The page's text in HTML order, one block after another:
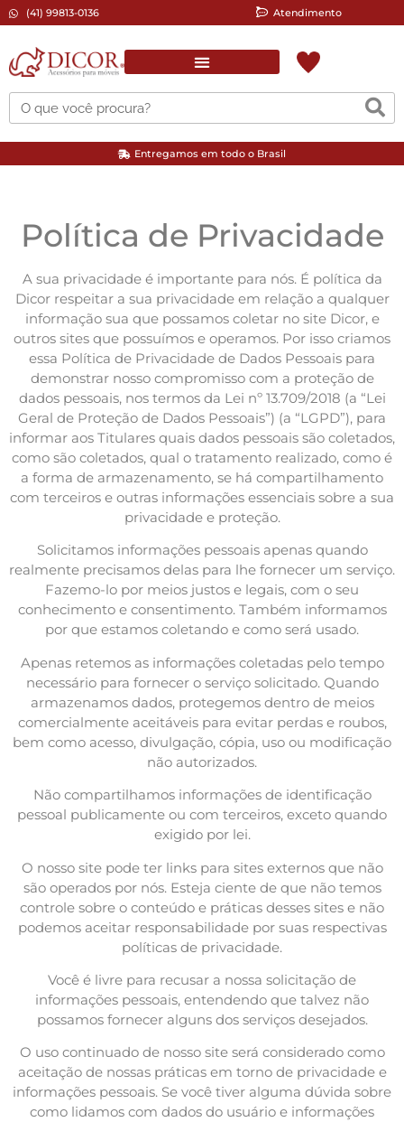
(41) 99813-0136 Atendimento
Entregamos em todo o Brasil
Política de Privacidade
A sua privacidade é importante para nós. É política da
Dicor respeitar a sua privacidade em relação a qualquer
informação sua que possamos coletar no site Dicor, e
outros sites que possuímos e operamos. Por isso criamos
essa Política de Privacidade de Dados Pessoais para
demonstrar nosso compromisso com a proteção de
dados pessoais, nos termos da Lei nº 13.709/2018 (a “Lei
Geral de Proteção de Dados Pessoais”) (a “LGPD”), para
informar aos Titulares quais dados pessoais são coletados,
como são coletados, qual o tratamento realizado, como é
a forma de armazenamento, se há compartilhamento
com terceiros e outras informações essenciais sobre a sua
privacidade e proteção.
Solicitamos informações pessoais apenas quando
realmente precisamos delas para lhe fornecer um serviço.
Fazemo-lo por meios justos e legais, com o seu
conhecimento e consentimento. Também informamos
por que estamos coletando e como será usado.
Apenas retemos as informações coletadas pelo tempo
necessário para fornecer o serviço solicitado. Quando
armazenamos dados, protegemos dentro de meios
comercialmente aceitáveis ​​para evitar perdas e roubos,
bem como acesso, divulgação, cópia, uso ou modificação
não autorizados.
Não compartilhamos informações de identificação
pessoal publicamente ou com terceiros, exceto quando
exigido por lei.
O nosso site pode ter links para sites externos que não
são operados por nós. Esteja ciente de que não temos
controle sobre o conteúdo e práticas desses sites e não
podemos aceitar responsabilidade por suas respectivas
políticas de privacidade.
Você é livre para recusar a nossa solicitação de
informações pessoais, entendendo que talvez não
possamos fornecer alguns dos serviços desejados.
O uso continuado de nosso site será considerado como
aceitação de nossas práticas em torno de privacidade e
informações pessoais. Se você tiver alguma dúvida sobre
como lidamos com dados do usuário e informações